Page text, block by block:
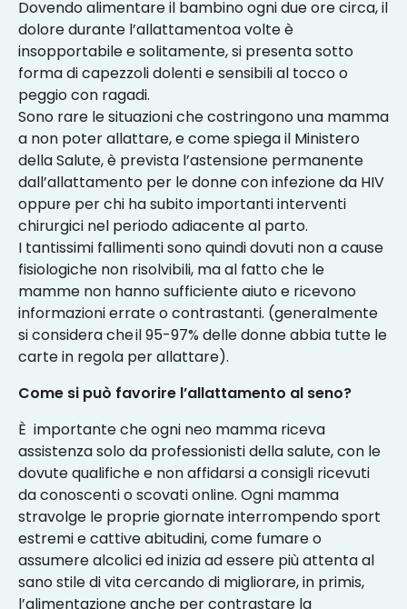
Dovendo alimentare il bambino ogni due ore circa, il
dolore durante l’allattamentoa volte è
insopportabile e solitamente, si presenta sotto
forma di capezzoli dolenti e sensibili al tocco o
peggio con ragadi.
Sono rare le situazioni che costringono una mamma
a non poter allattare, e come spiega il Ministero
della Salute, è prevista l’astensione permanente
dall’allattamento per le donne con infezione da HIV
oppure per chi ha subito importanti interventi
chirurgici nel periodo adiacente al parto.
I tantissimi fallimenti sono quindi dovuti non a cause
fisiologiche non risolvibili, ma al fatto che le
mamme non hanno sufficiente aiuto e ricevono
informazioni errate o contrastanti. (generalmente
si considera che il 95-97% delle donne abbia tutte le
carte in regola per allattare).
Come si può favorire l’allattamento al seno?
È importante che ogni neo mamma riceva
assistenza solo da professionisti della salute, con le
dovute qualifiche e non affidarsi a consigli ricevuti
da conoscenti o scovati online. Ogni mamma
stravolge le proprie giornate interrompendo sport
estremi e cattive abitudini, come fumare o
assumere alcolici ed inizia ad essere più attenta al
sano stile di vita cercando di migliorare, in primis,
l’alimentazione anche per contrastare la